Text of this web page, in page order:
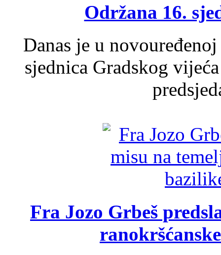
Održana 16.
Danas je u
sjednica Gradskog
Fra Jozo Grbeš